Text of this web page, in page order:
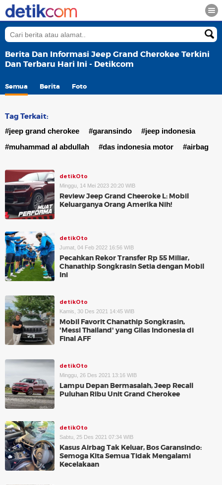
Berita Dan Informasi Jeep Grand Cherokee Terkini
Dan Terbaru Hari Ini - Detikcom
Semua Berita Foto
Tag Terkait:
#jeep grand cherokee #garansindo
#jeep indonesia
#muhammad al abdullah
#das indonesia motor #airbag
detikOto
Minggu, 14 Mei 2023 20:20 WIB
Review Jeep Grand Cheeroke L: Mobil
Keluarganya Orang Amerika Nih!
detikOto
Jumat, 04 Feb 2022 16:56 WIB
Pecahkan Rekor Transfer Rp 55 Miliar,
Chanathip Songkrasin Setia dengan Mobil
Ini
detikOto
Kamis, 30 Des 2021 14:45 WIB
Mobil Favorit Chanathip Songkrasin,
'Messi Thailand' yang Gilas Indonesia di
Final AFF
detikOto
Minggu, 26 Des 2021 13:16 WIB
Lampu Depan Bermasalah, Jeep Recall
Puluhan Ribu Unit Grand Cherokee
detikOto
Sabtu, 25 Des 2021 07:34 WIB
Kasus Airbag Tak Keluar, Bos Garansindo:
Semoga Kita Semua Tidak Mengalami
Kecelakaan